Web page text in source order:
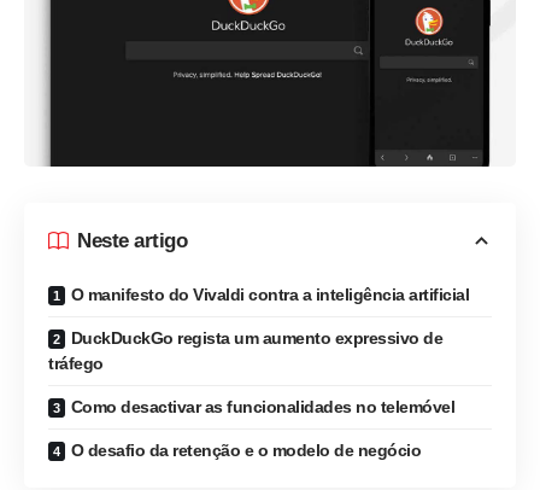
Neste artigo
O manifesto do Vivaldi contra a inteligência artificial
DuckDuckGo regista um aumento expressivo de
tráfego
Como desactivar as funcionalidades no telemóvel
O desafio da retenção e o modelo de negócio